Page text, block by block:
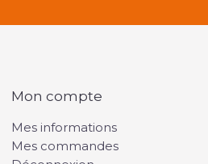
Mon compte
Mes informations
Mes commandes